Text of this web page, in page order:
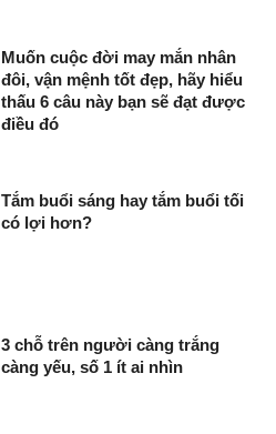
Muốn cuộc đời may mắn nhân
đôi, vận mệnh tốt đẹp, hãy hiểu
thấu 6 câu này bạn sẽ đạt được
điều đó
Tắm buổi sáng hay tắm buổi tối
có lợi hơn?
3 chỗ trên người càng trắng
càng yếu, số 1 ít ai nhìn